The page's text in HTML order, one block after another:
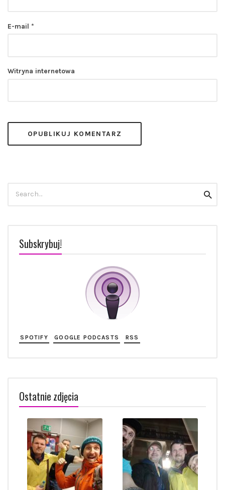
E-mail *
Witryna internetowa
Subskrybuj!
SPOTIFY GOOGLE PODCASTS RSS
Ostatnie zdjęcia